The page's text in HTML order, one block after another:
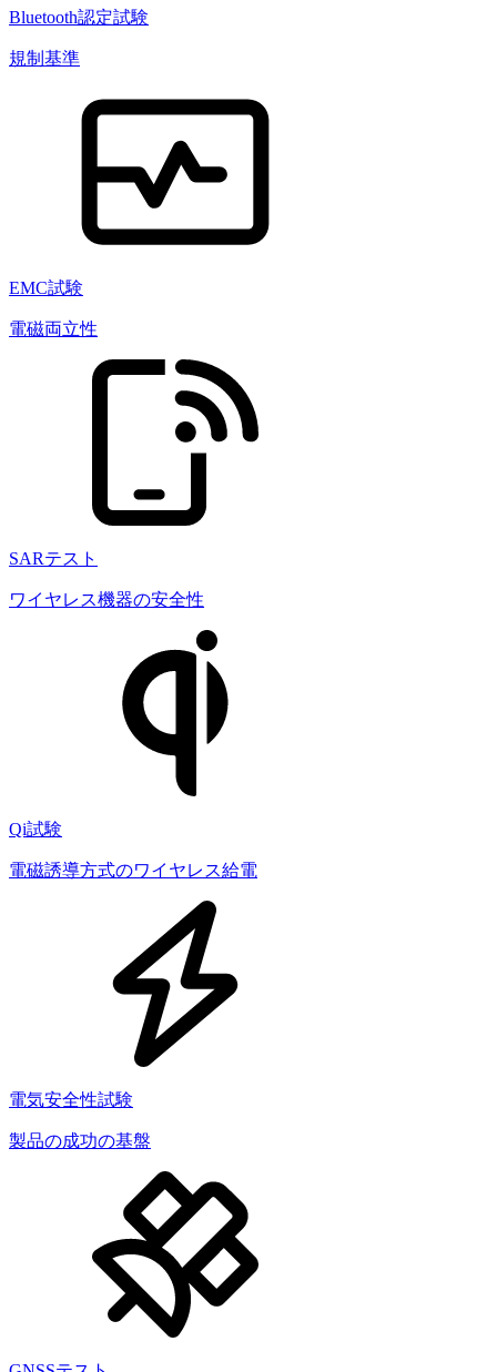
Bluetooth認定試験
規制基準
EMC試験
電磁両立性
SARテスト
ワイヤレス機器の安全性
Qi試験
電磁誘導方式のワイヤレス給電
電気安全性試験
製品の成功の基盤